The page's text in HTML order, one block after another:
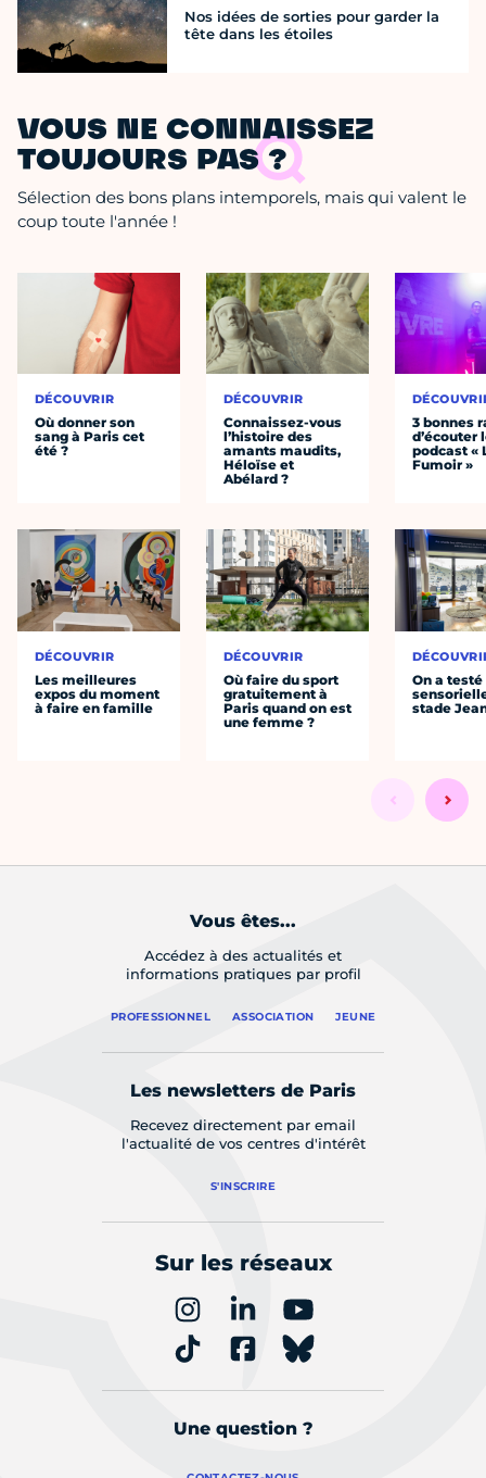
Nos idées de sorties pour garder la
tête dans les étoiles
VOUS NE CONNAISSEZ
TOUJOURS PAS ?
Sélection des bons plans intemporels, mais qui valent le
coup toute l'année !
DÉCOUVRIR
Où donner son
sang à Paris cet
été ?
DÉCOUVRIR
Les meilleures
expos du moment
à faire en famille
DÉCOUVRIR
Connaissez-vous
l’histoire des
amants maudits,
Héloïse et
Abélard ?
DÉCOUVRIR
Où faire du sport
gratuitement à
Paris quand on est
une femme ?
3 bonnes
d’écouter
podcast «
Fumoir »
On a
stade
Vous êtes...
Accédez à des actualités et
informations pratiques par profil
PROFESSIONNEL ASSOCIATION JEUNE
Les newsletters de Paris
Recevez directement par email
l'actualité de vos centres d'intérêt
S'INSCRIRE
Sur les réseaux
Une question ?